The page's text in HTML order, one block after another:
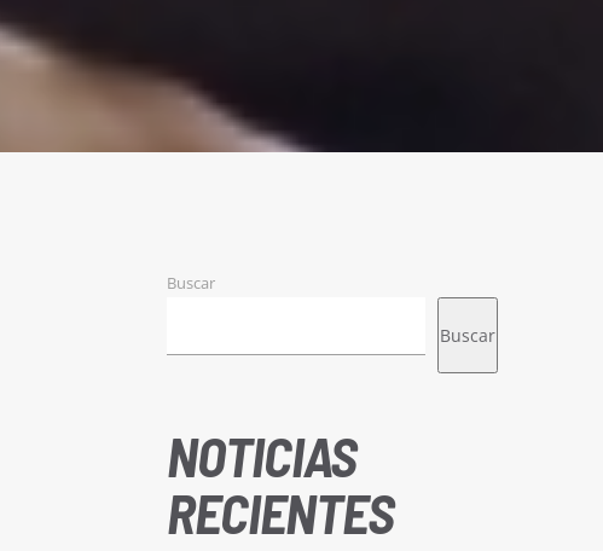
Buscar
Buscar
NOTICIAS
RECIENTES